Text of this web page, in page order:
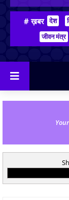
# ख़बर देश
जीवन मंत्र